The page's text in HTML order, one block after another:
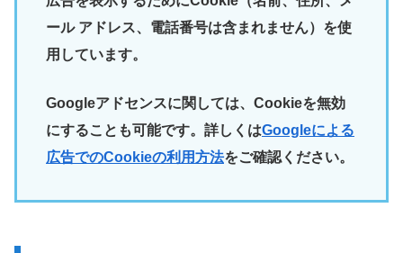
ール アドレス、電話番号は含まれません）を使
用しています。
Googleアドセンスに関しては、Cookieを無効
にすることも可能です。詳しくはGoogleによる
広告でのCookieの利用方法をご確認ください。